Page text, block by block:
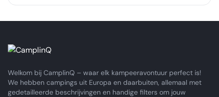
Welkom bij CamplinQ – waar elk kampeeravontuur perfect is!
We hebben campings uit Europa en daarbuiten, allemaal met
gedetailleerde beschrijvingen en handige filters om jouw